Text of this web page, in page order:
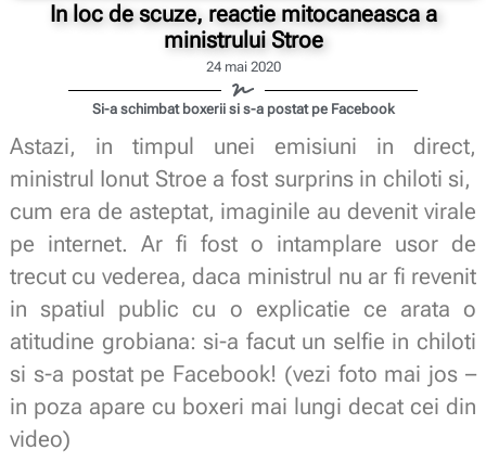
In loc de scuze, reactie mitocaneasca a
ministrului Stroe
24 mai 2020
Si-a schimbat boxerii si s-a postat pe Facebook
Astazi, in timpul unei emisiuni in direct,
ministrul Ionut Stroe a fost surprins in chiloti si,
cum era de asteptat, imaginile au devenit virale
pe internet. Ar fi fost o intamplare usor de
trecut cu vederea, daca ministrul nu ar fi revenit
in spatiul public cu o explicatie ce arata o
atitudine grobiana: si-a facut un selfie in chiloti
si s-a postat pe Facebook! (vezi foto mai jos –
in poza apare cu boxeri mai lungi decat cei din
video)